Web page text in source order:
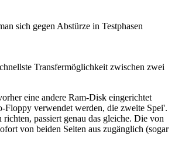
sich gegen Abstürze in Testphasen
Transfermöglichkeit zwischen zwei
eine andere Ram-Disk eingerichtet
Floppy verwendet werden, die zweite Spei'.
passiert genau das gleiche. Die von
von beiden Seiten aus zugänglich (sogar